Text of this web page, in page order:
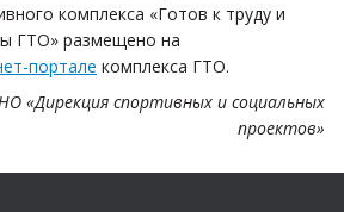
комплекса «Готов к труду и
ГТО» размещено на
портале комплекса ГТО.
«Дирекция спортивных и социальных
проектов»